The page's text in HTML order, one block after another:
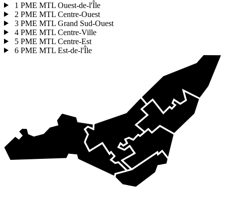
1 PME MTL Ouest-de-l'Île
2 PME MTL Centre-Ouest
3 PME MTL Grand Sud-Ouest
4 PME MTL Centre-Ville
5 PME MTL Centre-Est
6 PME MTL Est-de-l'Île